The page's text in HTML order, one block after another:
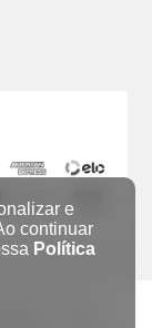
os Direitos
e
continuar
Política